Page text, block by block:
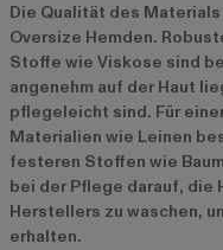
Die Qualität des
Oversize Hemden.
Stoffe wie Viskose sind
angenehm auf der Haut
pflegeleicht sind. Für
Materialien wie Leinen
festeren Stoffen wie
bei der Pflege darauf, die
Herstellers zu waschen,
erhalten.